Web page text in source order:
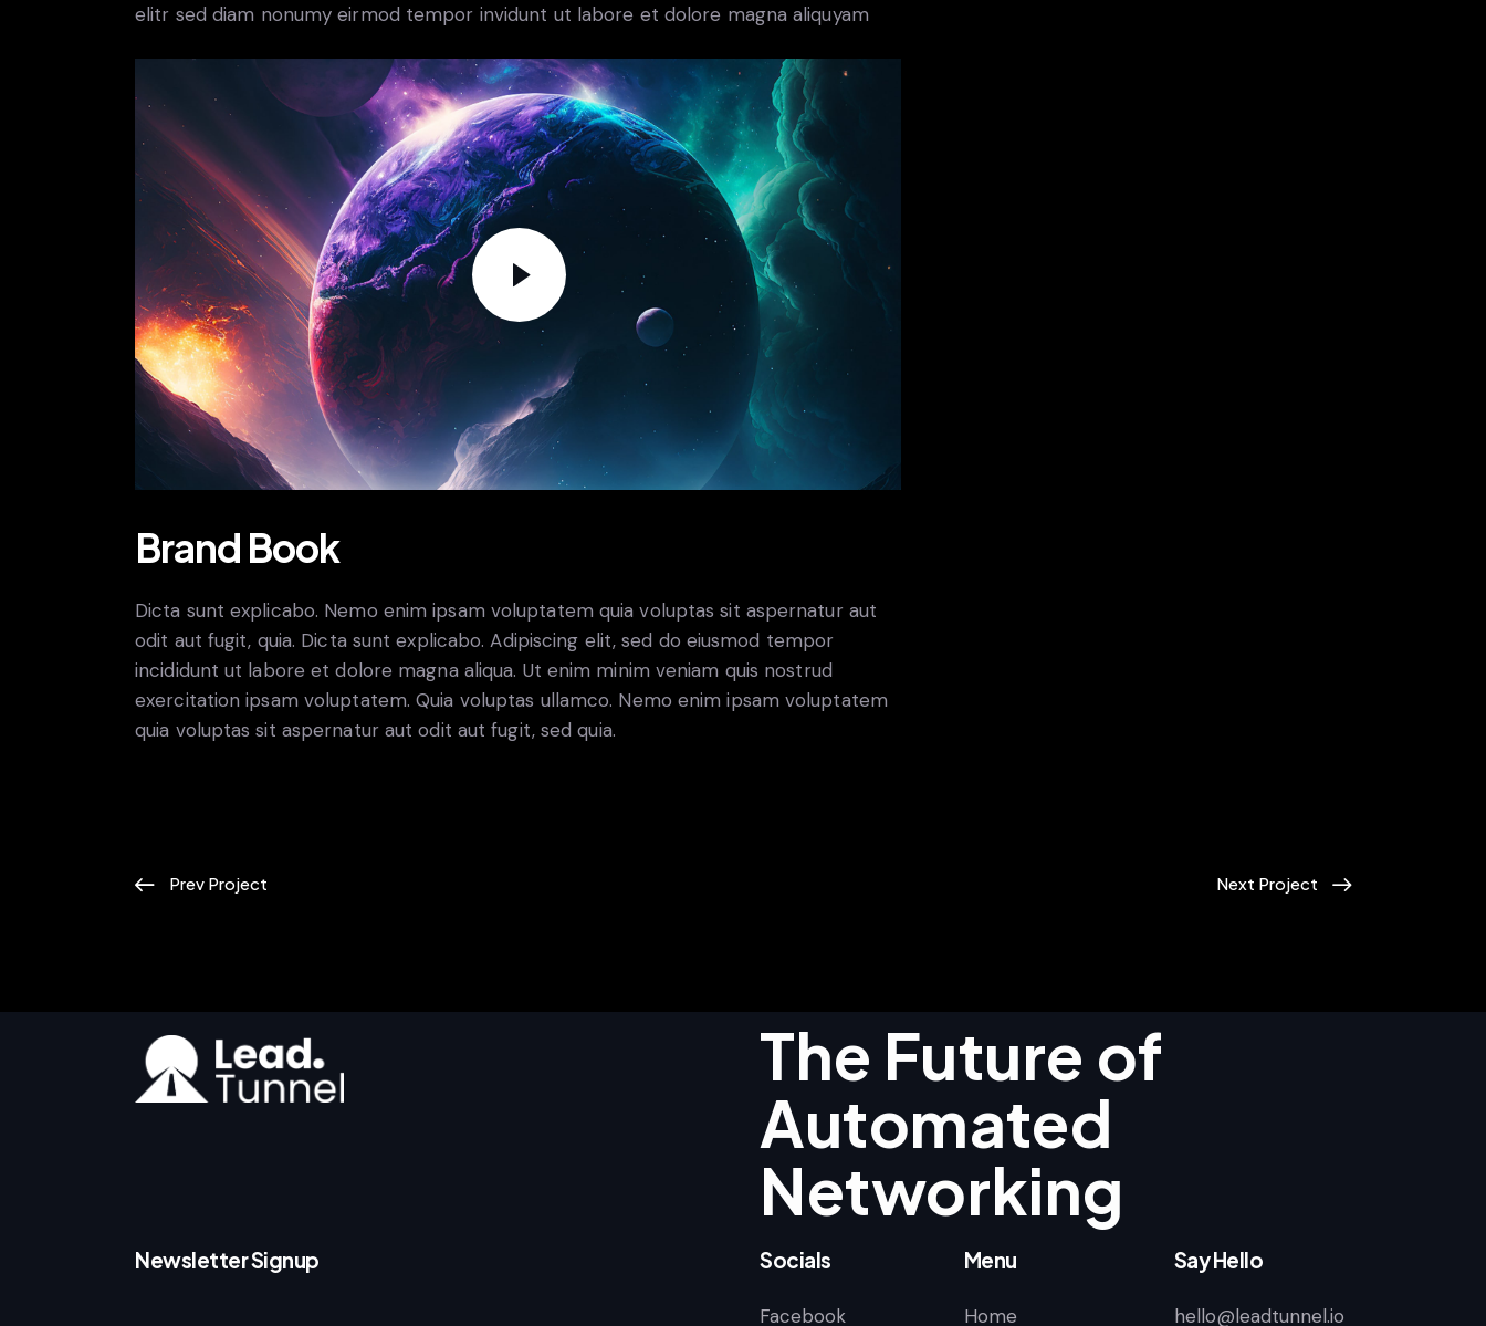
elitr sed diam nonumy eirmod tempor invidunt ut labore et dolore magna aliquyam
Brand Book
Dicta sunt explicabo. Nemo enim ipsam voluptatem quia voluptas sit aspernatur aut
odit aut fugit, quia. Dicta sunt explicabo. Adipiscing elit, sed do eiusmod tempor
incididunt ut labore et dolore magna aliqua. Ut enim minim veniam quis nostrud
exercitation ipsam voluptatem. Quia voluptas ullamco. Nemo enim ipsam voluptatem
quia voluptas sit aspernatur aut odit aut fugit, sed quia.
Prev Project Next Project
The Future of
Automated
Networking
Newsletter Signup Socials
Facebook
Menu
Home
Say Hello
hello@leadtunnel.io